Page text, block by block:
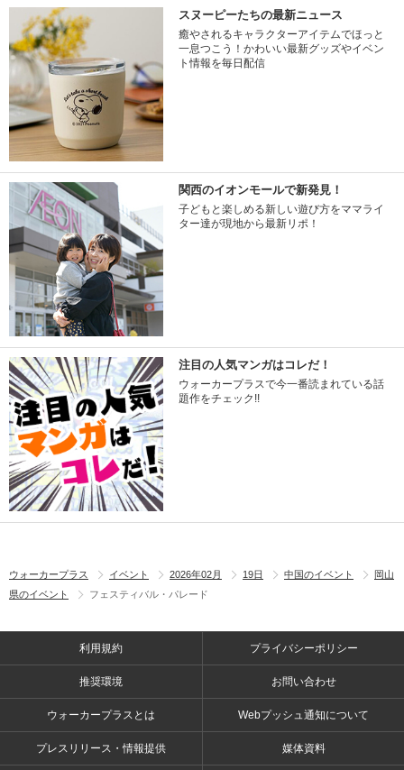
スヌーピーたちの最新ニュース
癒やされるキャラクターアイテムでほっと
一息つこう！かわいい最新グッズやイベン
ト情報を毎日配信
関西のイオンモールで新発見！
子どもと楽しめる新しい遊び方をママライ
ター達が現地から最新リポ！
注目の人気マンガはコレだ！
ウォーカープラスで今一番読まれている話
題作をチェック!!
ウォーカープラス イベント 2026年02月 19日 中国のイベント
岡山
県のイベント
フェスティバル・パレード
利用規約 プライバシーポリシー
推奨環境 お問い合わせ
ウォーカープラスとは Webプッシュ通知について
プレスリリース・情報提供 媒体資料